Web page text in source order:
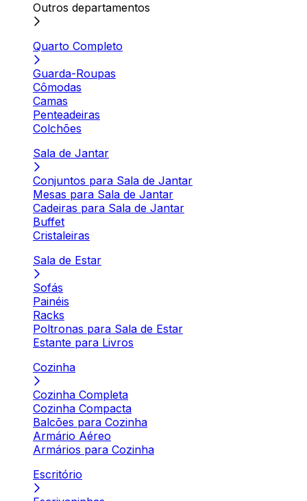
Outros departamentos
Quarto Completo
Guarda-Roupas
Cômodas
Camas
Penteadeiras
Colchões
Sala de Jantar
Conjuntos para Sala de Jantar
Mesas para Sala de Jantar
Cadeiras para Sala de Jantar
Buffet
Cristaleiras
Sala de Estar
Sofás
Painéis
Racks
Poltronas para Sala de Estar
Estante para Livros
Cozinha
Cozinha Completa
Cozinha Compacta
Balcões para Cozinha
Armário Aéreo
Armários para Cozinha
Escritório